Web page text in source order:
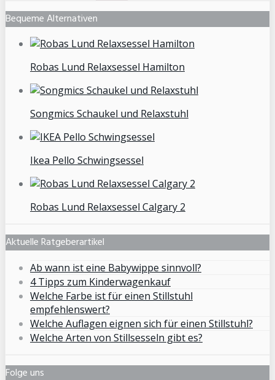
Bequeme Alternativen
Robas Lund Relaxsessel Hamilton
Songmics Schaukel und Relaxstuhl
Ikea Pello Schwingsessel
Robas Lund Relaxsessel Calgary 2
Aktuelle Ratgeberartikel
Ab wann ist eine Babywippe sinnvoll?
4 Tipps zum Kinderwagenkauf
Welche Farbe ist für einen Stillstuhl
empfehlenswert?
Welche Auflagen eignen sich für einen Stillstuhl?
Welche Arten von Stillsesseln gibt es?
Folge uns